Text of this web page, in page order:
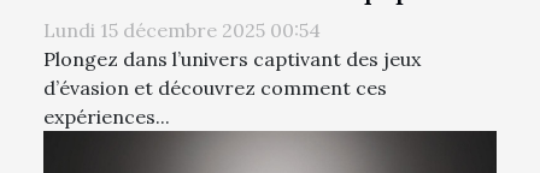
Lundi 15 décembre 2025 00:54
Plongez dans l’univers captivant des jeux
d’évasion et découvrez comment ces
expériences...